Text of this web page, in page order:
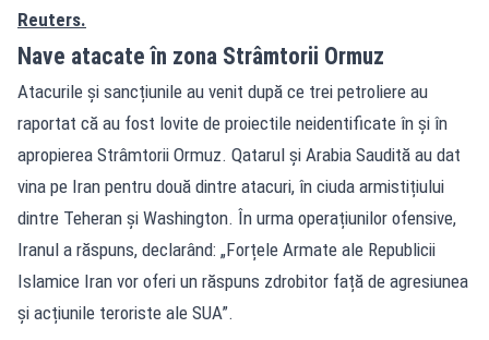
Reuters.
Nave atacate în zona Strâmtorii Ormuz
Atacurile și sancțiunile au venit după ce trei petroliere au
raportat că au fost lovite de proiectile neidentificate în și în
apropierea Strâmtorii Ormuz. Qatarul și Arabia Saudită au dat
vina pe Iran pentru două dintre atacuri, în ciuda armistițiului
dintre Teheran și Washington. În urma operațiunilor ofensive,
Iranul a răspuns, declarând: „Forțele Armate ale Republicii
Islamice Iran vor oferi un răspuns zdrobitor față de agresiunea
și acțiunile teroriste ale SUA”.